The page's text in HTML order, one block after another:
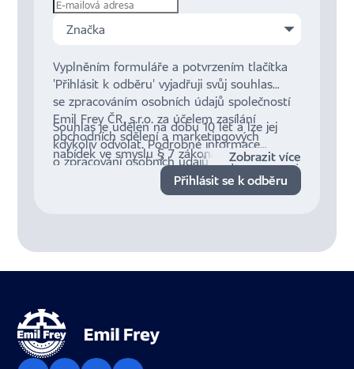
Značka
Vyplněním formuláře a potvrzením tlačítka
'Přihlásit k odběru' vyjadřuji svůj souhlas
se zpracováním osobních údajů společností
Emil Frey ČR, s.r.o. za účelem zasílání
obchodních sdělení a marketingových
nabídek ve smyslu § 7 zákona č. 480/2004
Sb., o některých službách informační
Souhlas je udělen na dobu 10 let a lze jej
kdykoliv odvolat. Podrobné informace
o zpracování osobních údajů a mých právech
Zobrazit více
Přihlásit se k odběru